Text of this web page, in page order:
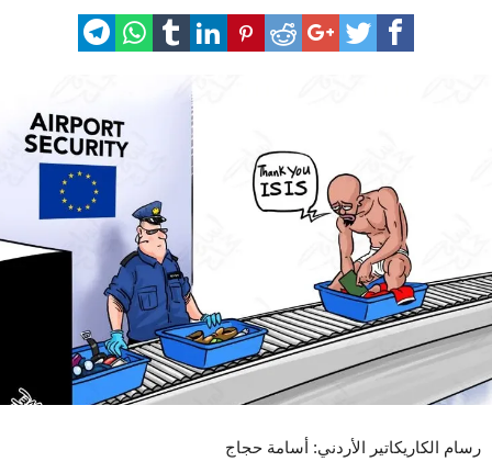
رسام الكاريكاتير الأردني: أسامة حجاج